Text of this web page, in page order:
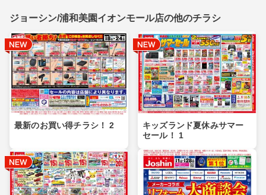
ジョーシン/浦和美園イオンモール店の他のチラシ
最新のお買い得チラシ！ 2
キッズランド夏休みサマー
セール！ 1